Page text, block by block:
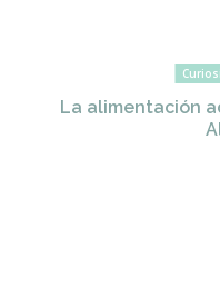
La alimentación